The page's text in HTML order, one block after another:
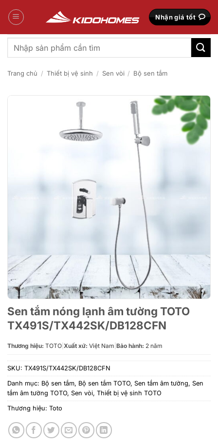
qua
Nhận giá tốt
Tìm
kiếm:
Trang chủ / Thiết bị vệ sinh / Sen vòi / Bộ sen tắm
Sen tắm nóng lạnh âm tường TOTO
TX491S/TX442SK/DB128CFN
Thương hiệu: TOTO Xuất xứ: Việt Nam Bảo hành: 2 năm
SKU: TX491S/TX442SK/DB128CFN
Danh mục: Bộ sen tắm, Bộ sen tắm TOTO, Sen tắm âm tường, Sen
tắm âm tường TOTO, Sen vòi, Thiết bị vệ sinh TOTO
Thương hiệu: Toto